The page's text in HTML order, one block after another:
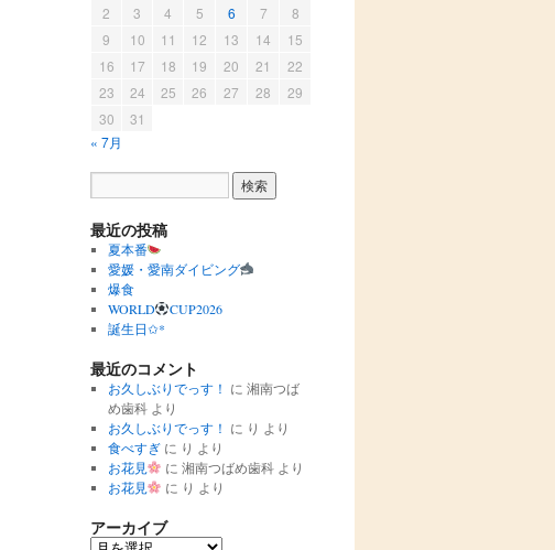
2
3 4 5 6 7
8
9
10 11 12 13 14
15
16
17 18 19 20 21
22
23
24 25 26 27 28
29
30
31
« 7月
最近の投稿
夏本番
愛媛・愛南ダイビング
爆食
WORLD
CUP2026
誕生日✩︎*
最近のコメント
お久しぶりでっす！ に 湘南つば
め歯科より
お久しぶりでっす！ に り より
食べすぎに り より
お花見
に湘南つばめ歯科 より
お花見
に り より
アーカイブ
ア